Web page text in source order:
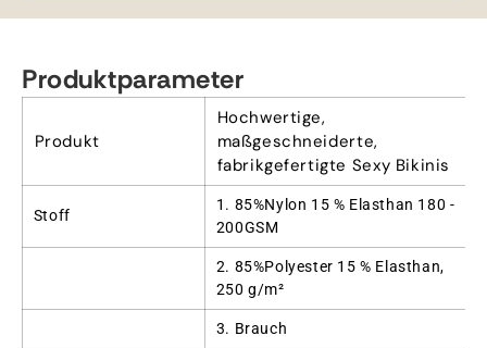
Produktparameter
Produkt
Hochwertige,
maßgeschneiderte,
fabrikgefertigte Sexy Bikinis
Stoff
1. 85%Nylon 15 % Elasthan 180 -
200GSM
2. 85%Polyester 15 % Elasthan,
250 g/m²
3. Brauch